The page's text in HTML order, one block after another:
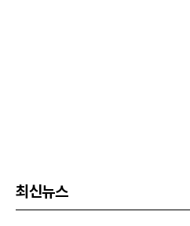
최신뉴스